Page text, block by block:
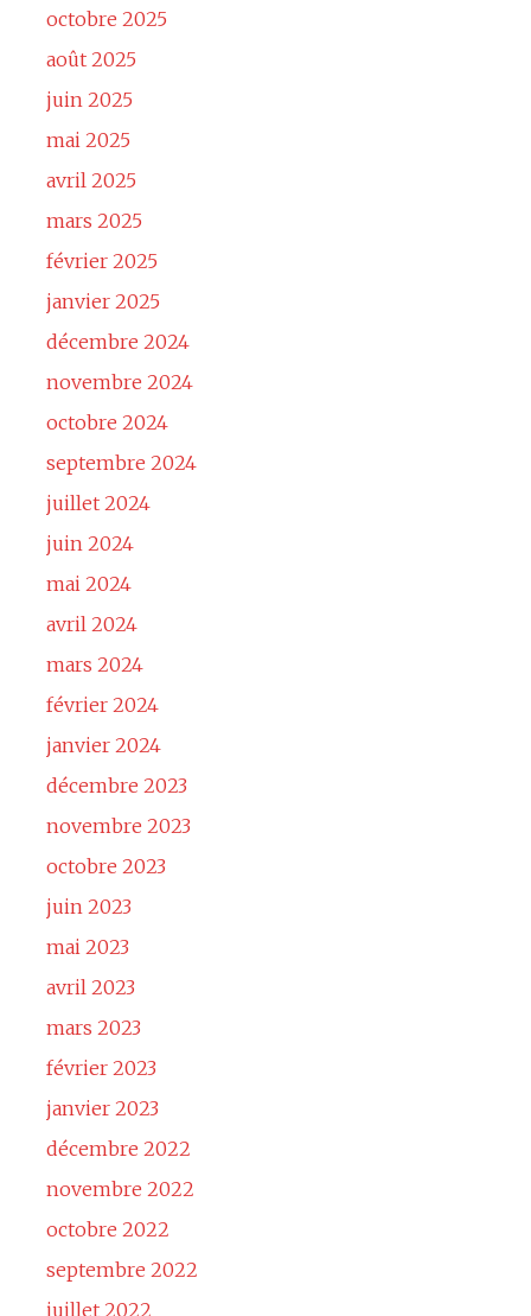
octobre 2025
août 2025
juin 2025
mai 2025
avril 2025
mars 2025
février 2025
janvier 2025
décembre 2024
novembre 2024
octobre 2024
septembre 2024
juillet 2024
juin 2024
mai 2024
avril 2024
mars 2024
février 2024
janvier 2024
décembre 2023
novembre 2023
octobre 2023
juin 2023
mai 2023
avril 2023
mars 2023
février 2023
janvier 2023
décembre 2022
novembre 2022
octobre 2022
septembre 2022
juillet 2022